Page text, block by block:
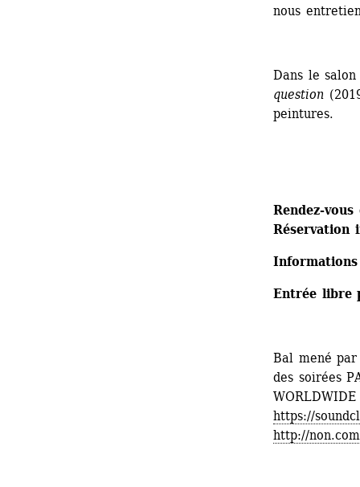
nous
Dans le
question
peintures.
Rendez-
Réservation
Entrée libre
Bal mené
des soirées
https://
http://